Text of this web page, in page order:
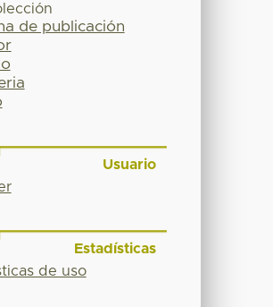
de publicación
Usuario
Estadísticas
de uso